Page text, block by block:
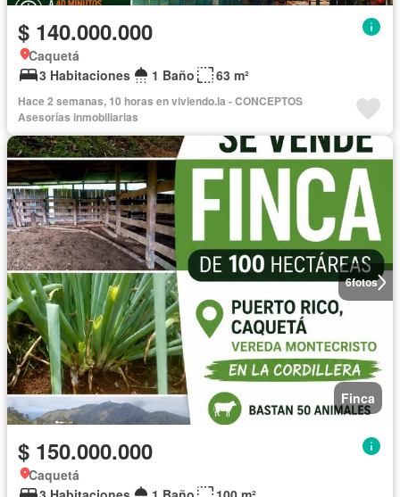
$ 140.000.000
Caquetá
3 Habitaciones
1 Baño 63 m²
Hace 2 semanas, 10 horas en viviendo.la - CONCEPTOS
Asesorías inmobiliarias
6fotos
Finca
$ 150.000.000
Caquetá